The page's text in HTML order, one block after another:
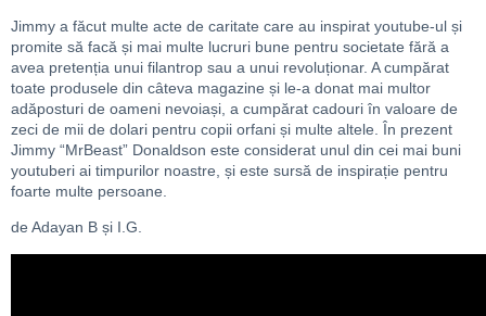
Jimmy a făcut multe acte de caritate care au inspirat youtube-ul și
promite să facă și mai multe lucruri bune pentru societate fără a
avea pretenția unui filantrop sau a unui revoluționar. A cumpărat
toate produsele din câteva magazine și le-a donat mai multor
adăposturi de oameni nevoiași, a cumpărat cadouri în valoare de
zeci de mii de dolari pentru copii orfani și multe altele. În prezent
Jimmy “MrBeast” Donaldson este considerat unul din cei mai buni
youtuberi ai timpurilor noastre, și este sursă de inspirație pentru
foarte multe persoane.
de Adayan B și I.G.